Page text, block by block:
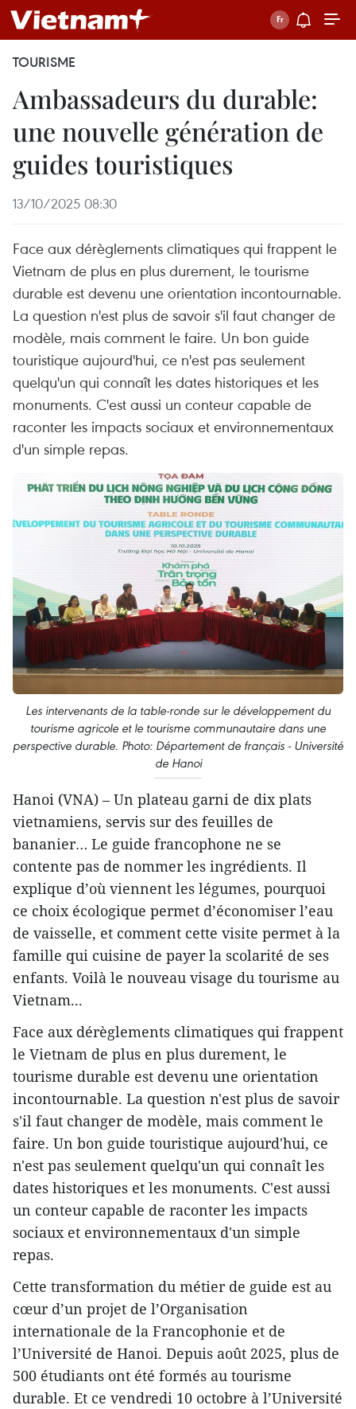
TOURISME
Ambassadeurs du durable:
une nouvelle génération de
guides touristiques
13/10/2025 08:30
Face aux dérèglements climatiques qui frappent le
Vietnam de plus en plus durement, le tourisme
durable est devenu une orientation incontournable.
La question n'est plus de savoir s'il faut changer de
modèle, mais comment le faire. Un bon guide
touristique aujourd'hui, ce n'est pas seulement
quelqu'un qui connaît les dates historiques et les
monuments. C'est aussi un conteur capable de
raconter les impacts sociaux et environnementaux
d'un simple repas.
Les intervenants de la table-ronde sur le développement du
tourisme agricole et le tourisme communautaire dans une
perspective durable. Photo: Département de français - Université
de Hanoi
Hanoi (VNA) – Un plateau garni de dix plats
vietnamiens, servis sur des feuilles de
bananier… Le guide francophone ne se
contente pas de nommer les ingrédients. Il
explique d’où viennent les légumes, pourquoi
ce choix écologique permet d’économiser l’eau
de vaisselle, et comment cette visite permet à la
famille qui cuisine de payer la scolarité de ses
enfants. Voilà le nouveau visage du tourisme au
Vietnam...
Face aux dérèglements climatiques qui frappent
le Vietnam de plus en plus durement, le
tourisme durable est devenu une orientation
incontournable. La question n'est plus de savoir
s'il faut changer de modèle, mais comment le
faire. Un bon guide touristique aujourd'hui, ce
n'est pas seulement quelqu'un qui connaît les
dates historiques et les monuments. C'est aussi
un conteur capable de raconter les impacts
sociaux et environnementaux d'un simple
repas.
Cette transformation du métier de guide est au
cœur d’un projet de l’Organisation
internationale de la Francophonie et de
l’Université de Hanoi. Depuis août 2025, plus de
500 étudiants ont été formés au tourisme
durable. Et ce vendredi 10 octobre à l’Université